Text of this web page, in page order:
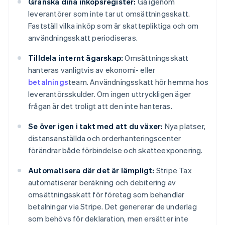
leverantörer som inte tar ut omsättningsskatt.
Fastställ vilka inköp som är skattepliktiga och om
användningsskatt periodiseras.
Tilldela internt ägarskap: Omsättningsskatt
hanteras vanligtvis av ekonomi- eller
betalningsteam. Användningsskatt hör hemma hos
leverantörsskulder. Om ingen uttryckligen äger
frågan är det troligt att den inte hanteras.
Se över igen i takt med att du växer: Nya platser,
distansanställda och orderhanteringscenter
förändrar både förbindelse och skatteexponering.
Automatisera där det är lämpligt: Stripe Tax
automatiserar beräkning och debitering av
omsättningsskatt för företag som behandlar
betalningar via Stripe. Det genererar de underlag
som behövs för deklaration, men ersätter inte